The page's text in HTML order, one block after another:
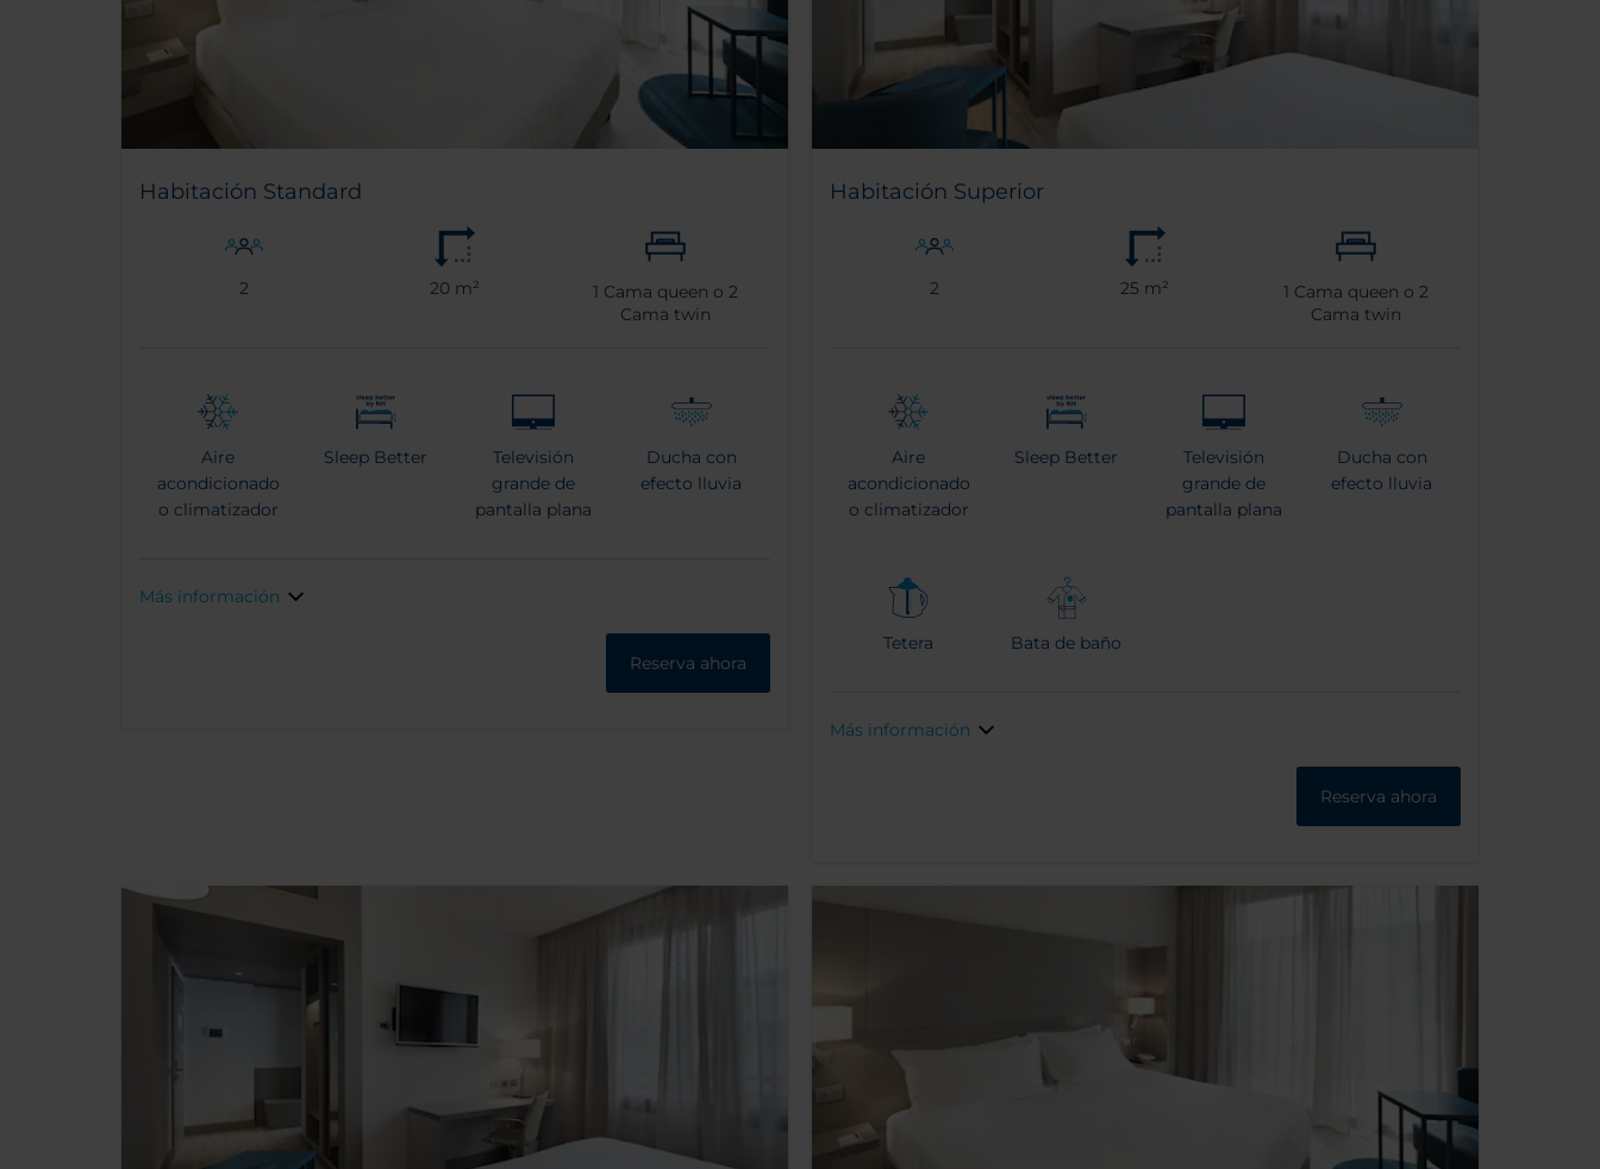
Habitación Standard
2 20 m² 1 Cama queen o 2
Cama twin
Aire
acondicionado
o climatizador
Sleep Better
Televisión
grande de
pantalla plana
Ducha con
efecto lluvia
Más información
Reserva ahora
Habitación Superior
2 25 m² 1 Cama queen o 2
Cama twin
Aire
acondicionado
o climatizador
Sleep Better
Televisión
grande de
pantalla plana
Ducha con
efecto lluvia
Tetera Bata de baño
Más información
Reserva ahora